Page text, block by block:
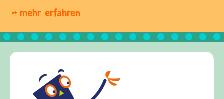
mehr erfahren
Frieden Fragen